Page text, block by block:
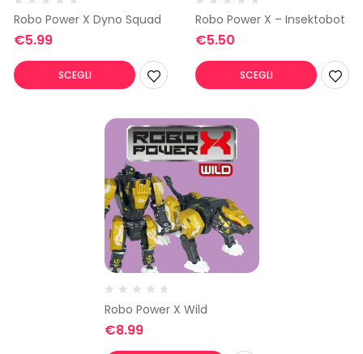
Robo Power X Dyno Squad
€5.99
SCEGLI
Robo Power X – Insektobot
€5.50
SCEGLI
Robo Power X Wild
€8.99